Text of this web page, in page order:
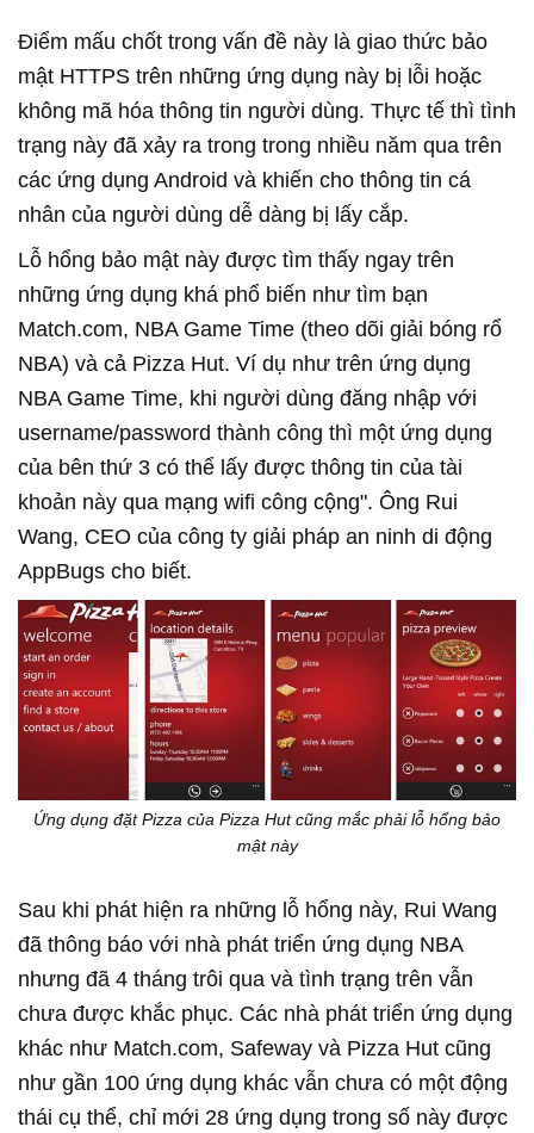
Điểm mấu chốt trong vấn đề này là giao thức bảo
mật HTTPS trên những ứng dụng này bị lỗi hoặc
không mã hóa thông tin người dùng. Thực tế thì tình
trạng này đã xảy ra trong trong nhiều năm qua trên
các ứng dụng Android và khiến cho thông tin cá
nhân của người dùng dễ dàng bị lấy cắp.
Lỗ hổng bảo mật này được tìm thấy ngay trên
những ứng dụng khá phổ biến như tìm bạn
Match.com, NBA Game Time (theo dõi giải bóng rổ
NBA) và cả Pizza Hut. Ví dụ như trên ứng dụng
NBA Game Time, khi người dùng đăng nhập với
username/password thành công thì một ứng dụng
của bên thứ 3 có thể lấy được thông tin của tài
khoản này qua mạng wifi công cộng". Ông Rui
Wang, CEO của công ty giải pháp an ninh di động
AppBugs cho biết.
Ứng dụng đặt Pizza của Pizza Hut cũng mắc phải lỗ hổng bảo
mật này
Sau khi phát hiện ra những lỗ hổng này, Rui Wang
đã thông báo với nhà phát triển ứng dụng NBA
nhưng đã 4 tháng trôi qua và tình trạng trên vẫn
chưa được khắc phục. Các nhà phát triển ứng dụng
khác như Match.com, Safeway và Pizza Hut cũng
như gần 100 ứng dụng khác vẫn chưa có một động
thái cụ thể, chỉ mới 28 ứng dụng trong số này được